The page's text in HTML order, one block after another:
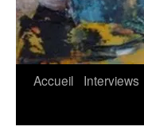
Accueil Interviews